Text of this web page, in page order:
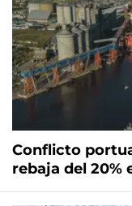
Conflicto
rebaja del 20%